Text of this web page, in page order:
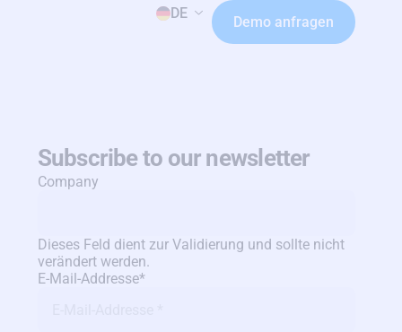
DE
Demo anfragen
Subscribe to our newsletter
Company
Dieses Feld dient zur Validierung und sollte nicht
verändert werden.
E-Мail-Аddresse*